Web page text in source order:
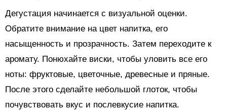
Дегустация начинается с визуальной оценки.
Обратите внимание на цвет напитка, его
насыщенность и прозрачность. Затем переходите к
аромату. Понюхайте виски, чтобы уловить все его
ноты: фруктовые, цветочные, древесные и пряные.
После этого сделайте небольшой глоток, чтобы
почувствовать вкус и послевкусие напитка.